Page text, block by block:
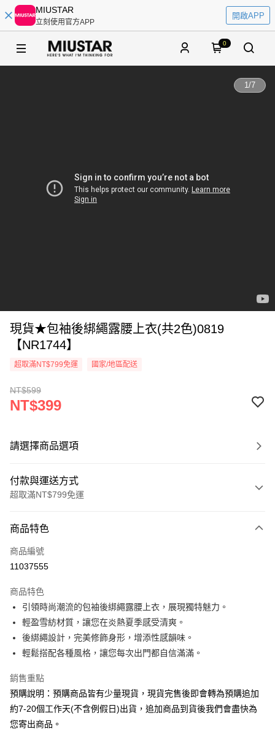
MIUSTAR
立刻使用官方APP
開啟APP
0
1/7
現貨★包袖後綁繩露腰上衣(共2色)0819
【NR1744】
超取滿NT$799免運 國家/地區配送
NT$599
NT$399
請選擇商品選項
付款與運送方式
超取滿NT$799免運
信用卡一次付款
超商取貨付款
Apple Pay
街口支付
悠遊付
Google Pay
全支付
商品特色
商品編號
11037555
商品特色
引領時尚潮流的包袖後綁繩露腰上衣，展現獨特魅力。
輕盈雪紡材質，讓您在炎熱夏季感受清爽。
後綁繩設計，完美修飾身形，增添性感韻味。
輕鬆搭配各種風格，讓您每次出門都自信滿滿。
銷售重點
預購說明：預購商品皆有少量現貨，現貨完售後即會轉為預購追加
約7-20個工作天(不含例假日)出貨，追加商品到貨後我們會盡快為
您寄出商品。